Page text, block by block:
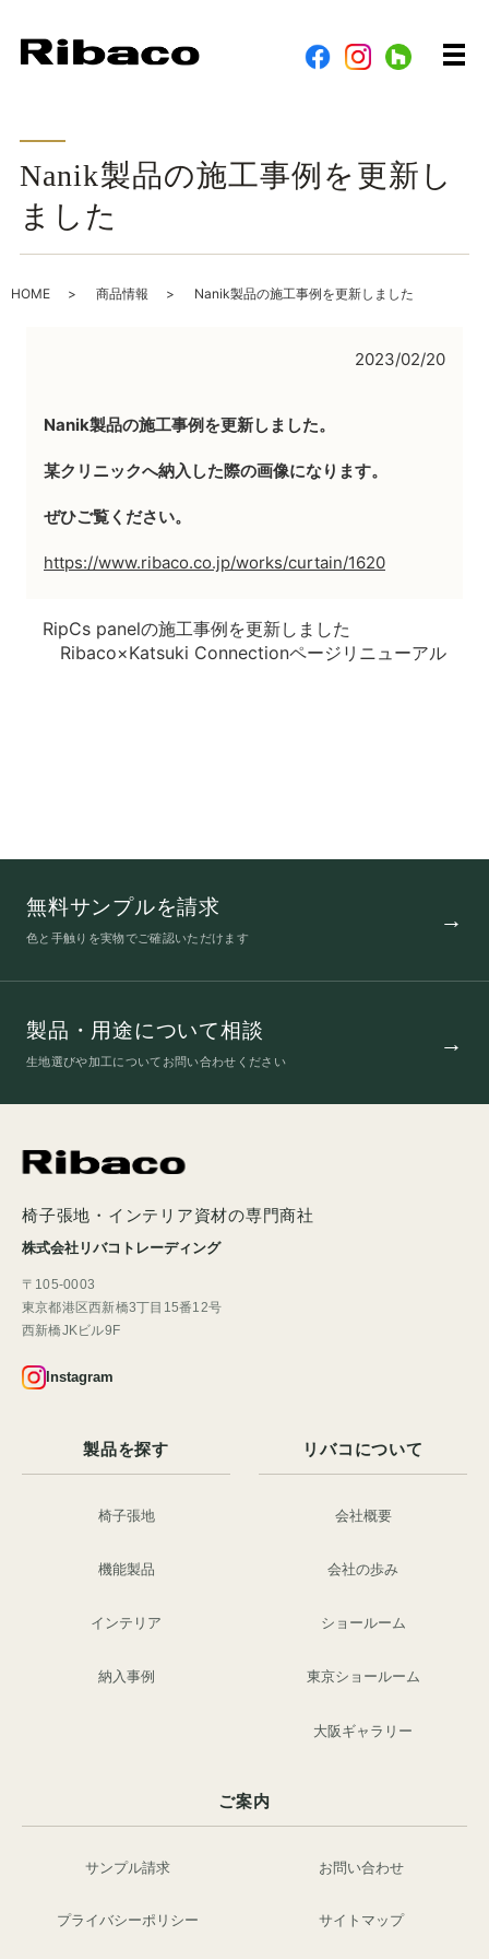
メ
Nanik製品の施工事例を更新し
ました
HOME 商品情報 Nanik製品の施工事例を更新しました
2023/02/20
Nanik製品の施工事例を更新しました。
某クリニックへ納入した際の画像になります。
ぜひご覧ください。
https://www.ribaco.co.jp/works/curtain/1620
RipCs panelの施工事例を更新しました
Ribaco×Katsuki Connectionページリニューアル
無料サンプルを請求
色と手触りを実物でご確認いただけます
製品・用途について相談
生地選びや加工についてお問い合わせください
椅子張地・インテリア資材の専門商社
株式会社リバコトレーディング
〒105-0003
東京都港区西新橋3丁目15番12号
西新橋JKビル9F
Instagram
製品を探す
椅子張地
機能製品
インテリア
納入事例
リバコについて
会社概要
会社の歩み
ショールーム
東京ショールーム
大阪ギャラリー
ご案内
サンプル請求 お問い合わせ
プライバシーポリシー サイトマップ